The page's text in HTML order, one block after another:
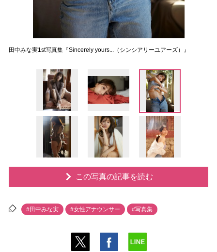
田中みな実1st写真集『Sincerely yours...（シンシアリーユアーズ）』
この写真の記事を読む
#田中みな実 #女性アナウンサー #写真集